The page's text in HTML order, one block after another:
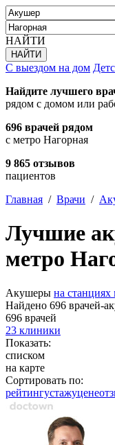
НАЙТИ
С выездом на дом
Найдите лучшего
рядом с домом или
696 врачей рядом
с метро Нагорная
9 865 отзывов
пациентов
Главная / Врачи /
Лучшие
метро
Акушеры на станциях
Найдено 696 врачей-
696 врачей
23 клиники
Показать:
списком
на карте
Сортировать по:
рейтингустажуцене